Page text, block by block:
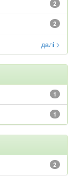
2
2
далі >
1
1
2